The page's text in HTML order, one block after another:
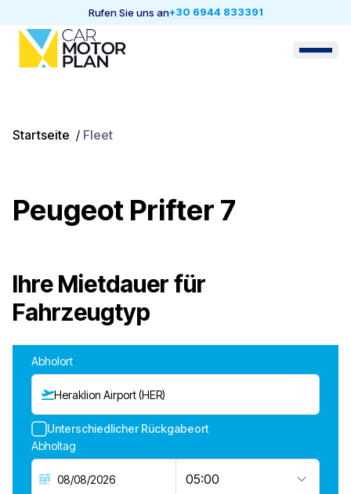
Rufen Sie uns an+30 6944 833391
Startseite / Fleet
Peugeot Prifter 7
Ihre Mietdauer für
Fahrzeugtyp
Abholort
Heraklion Airport (HER)
Unterschiedlicher Rückgabeort
Abholtag
05:00